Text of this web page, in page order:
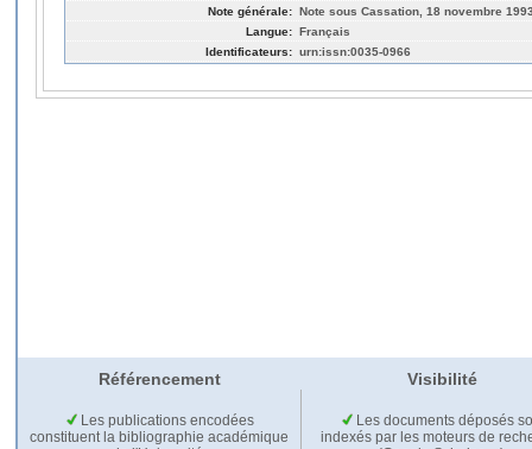
Note générale: Note sous Cassation, 18 novembre
Langue: Français
Identificateurs: urn:issn:0035-0966
Référencement Visibilité
Les publications encodées
constituent la bibliographie académique
Les documents déposés
indexés par les moteurs de